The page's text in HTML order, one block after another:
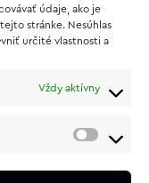
údaje, ako je
stránke. Nesúhlas
určité vlastnosti a
Vždy aktívny